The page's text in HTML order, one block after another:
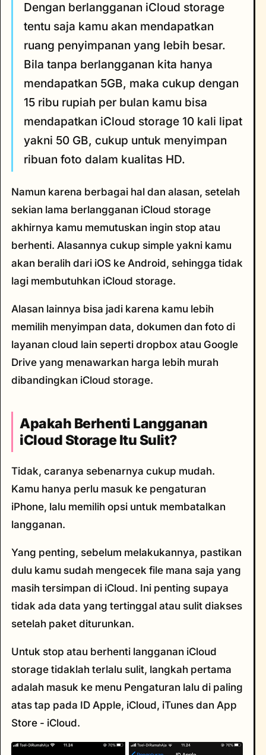
Dengan berlangganan iCloud storage
tentu saja kamu akan mendapatkan
ruang penyimpanan yang lebih besar.
Bila tanpa berlangganan kita hanya
mendapatkan 5GB, maka cukup dengan
15 ribu rupiah per bulan kamu bisa
mendapatkan iCloud storage 10 kali lipat
yakni 50 GB, cukup untuk menyimpan
ribuan foto dalam kualitas HD.
Namun karena berbagai hal dan alasan, setelah
sekian lama berlangganan iCloud storage
akhirnya kamu memutuskan ingin stop atau
berhenti. Alasannya cukup simple yakni kamu
akan beralih dari iOS ke Android, sehingga tidak
lagi membutuhkan iCloud storage.
Alasan lainnya bisa jadi karena kamu lebih
memilih menyimpan data, dokumen dan foto di
layanan cloud lain seperti dropbox atau Google
Drive yang menawarkan harga lebih murah
dibandingkan iCloud storage.
Apakah Berhenti Langganan
iCloud Storage Itu Sulit?
Tidak, caranya sebenarnya cukup mudah.
Kamu hanya perlu masuk ke pengaturan
iPhone, lalu memilih opsi untuk membatalkan
langganan.
Yang penting, sebelum melakukannya, pastikan
dulu kamu sudah mengecek file mana saja yang
masih tersimpan di iCloud. Ini penting supaya
tidak ada data yang tertinggal atau sulit diakses
setelah paket diturunkan.
Untuk stop atau berhenti langganan iCloud
storage tidaklah terlalu sulit, langkah pertama
adalah masuk ke menu Pengaturan lalu di paling
atas tap pada ID Apple, iCloud, iTunes dan App
Store - iCloud.